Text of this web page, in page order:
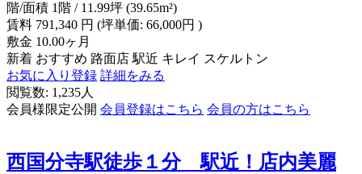
階/面積 1階 / 11.99坪 (39.65m²)
賃料 791,340 円 (坪単価: 66,000円 )
敷金 10.00ヶ月
新着 おすすめ 路面店 駅近 キレイ スケルトン
お気に入り登録 詳細をみる
閲覧数: 1,235人
会員様限定公開 会員登録はこちら 会員の方はこちら
西国分寺駅徒歩１分 駅近！店内美麗